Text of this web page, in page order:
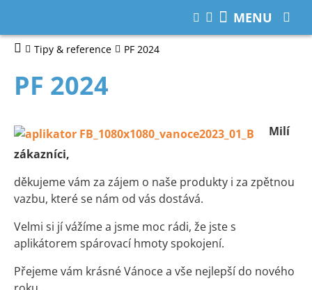
Tipy & reference PF 2024
PF 2024
Milí
zákazníci,
děkujeme vám za zájem o naše produkty i za zpětnou
vazbu, které se nám od vás dostává.
Velmi si jí vážíme a jsme moc rádi, že jste s
aplikátorem spárovací hmoty spokojení.
Přejeme vám krásné Vánoce a vše nejlepší do nového
MENU